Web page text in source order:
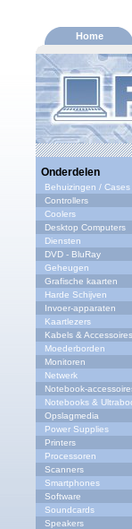
Home
Onderdelen
Behuizingen / Cases
Controllers
Coolers
Desktop Computers
Diensten
DVD - BluRay
Geheugen
Grafische kaarten
Harde Schijven
Invoer-apparaten
Kaartlezers
Kabels & Accessoires
Moederborden
Monitoren
Netwerk
Notebook-
Notebooks &
Opslagmedia
Power Supplies
Printers
Processoren
Scanners
Smartphones
Software
Soundcards
Speakers